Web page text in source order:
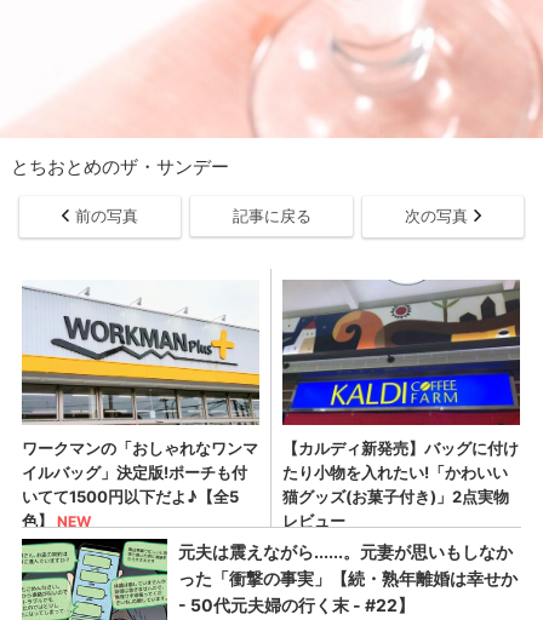
とちおとめのザ・サンデー
前の写真 記事に戻る 次の写真